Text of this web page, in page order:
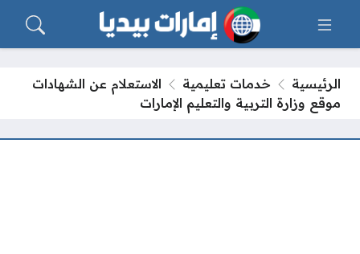
الرئيسية خدمات تعليمية
الاستعلام عن الشهادات
موقع وزارة التربية والتعليم الإمارات